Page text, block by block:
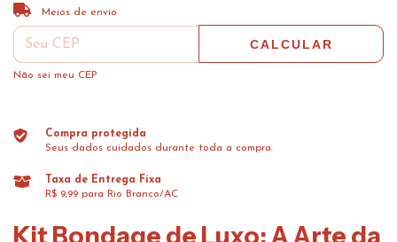
Entregas para o CEP:
Meios de envio
CALCULAR
Não sei meu CEP
Compra protegida
Seus dados cuidados durante toda a compra.
Taxa de Entrega Fixa
R$ 9,99 para Rio Branco/AC